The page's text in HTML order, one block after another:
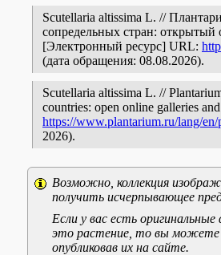
Scutellaria altissima L. //
сопредельных стран: открытый
[Электронный ресурс] URL:
(дата обращения: 08.08.2026).
Scutellaria altissima L. //
countries: open online galleries
https://www.plantarium.ru/lang/
2026).
Возможно, коллекция
получить исчерпывающее
Если у вас есть
это растение, то вы можете
опубликовав их на сайте.